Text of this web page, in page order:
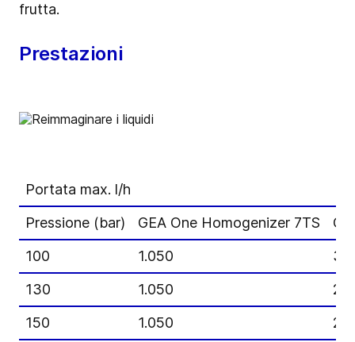
frutta.
Prestazioni
Portata max. l/h
Pressione (bar)
GEA One Homogenizer 7TS
100
1.050
130
1.050
150
1.050